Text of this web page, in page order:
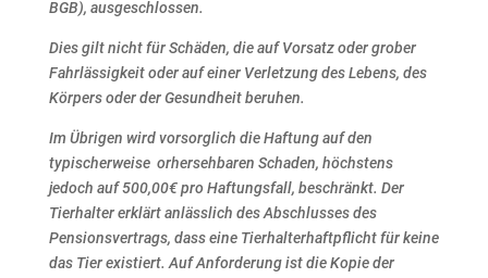
BGB), ausgeschlossen.
Dies gilt nicht für Schäden, die auf Vorsatz oder grober
Fahrlässigkeit oder auf einer Verletzung desLebens, des
Körpers oder der Gesundheit beruhen.
Im Übrigen wird vorsorglich die Haftung auf den
typischerweise orhersehbaren Schaden, höchstens
jedoch auf 500,00€ pro Haftungsfall, beschränkt. Der
Tierhalter erklärt anlässlich des Abschlusses des
Pensionsvertrags, dass eine Tierhalterhaftpflicht fürkeine
das Tier existiert. Auf Anforderung ist die Kopie der